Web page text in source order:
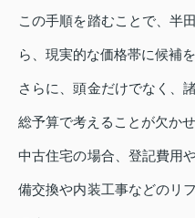
この手順を踏むことで、半
ら、現実的な価格帯に候補
さらに、頭金だけでなく、
総予算で考えることが欠かせ
中古住宅の場合、登記費用
備交換や内装工事などのリ